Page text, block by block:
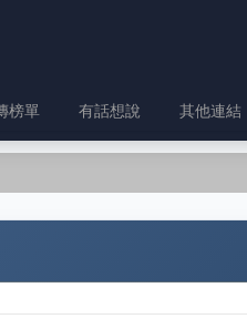
榜單 有話想說 其他連結